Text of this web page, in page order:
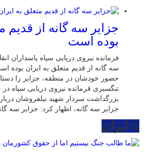
جزایر سه گانه از قدیم
بوده است
فرمانده نیروی دریایی سپاه پاسداران
سه گانه از قدیم متعلق به ایران بوده
حضور خودشان در منطقه، جزایر را
تنگسیری فرمانده نیروی دریایی سپاه
بزرگداشت سردار شهید نیلفروشان
جزایر سه گانه، اظهار کرد: جزایر سه
:: ایران